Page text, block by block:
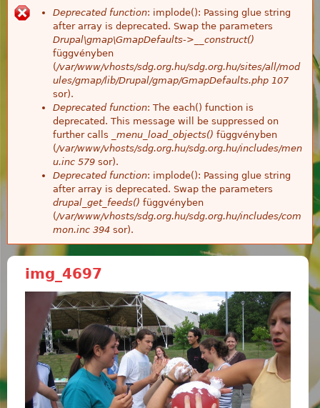
Hibaüzenet
Deprecated function: implode(): Passing glue string
after array is deprecated. Swap the parameters
Drupal\gmap\GmapDefaults->__construct()
függvényben
(/var/www/vhosts/sdg.org.hu/sdg.org.hu/sites/all/mod
ules/gmap/lib/Drupal/gmap/GmapDefaults.php 107
sor).
Deprecated function: The each() function is
deprecated. This message will be suppressed on
further calls
_menu_load_objects() függvényben
(/var/www/vhosts/sdg.org.hu/sdg.org.hu/includes/men
u.inc 579 sor).
Deprecated function: implode(): Passing glue string
after array is deprecated. Swap the parameters
drupal_get_feeds() függvényben
(/var/www/vhosts/sdg.org.hu/sdg.org.hu/includes/com
mon.inc 394 sor).
img_4697